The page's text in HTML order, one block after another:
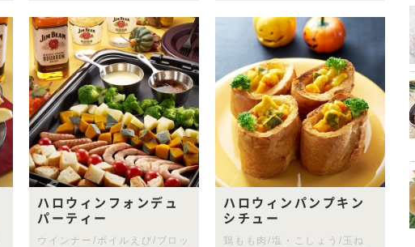
ハロウィンフォンデュ
パーティー
ウインナー/ボイルえび/ブロッ
ハロウィンパンプキン
シチュー
鶏もも肉/塩・こしょう/玉ね